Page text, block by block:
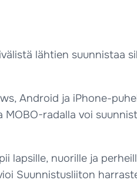
lähtien suunnistaa
Android ja iPhone-
radalla voi
lapsille, nuorille ja
Suunnistusliiton